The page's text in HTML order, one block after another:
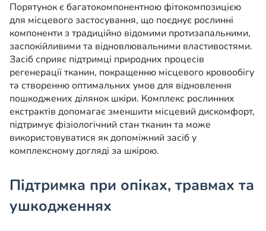
Порятунок є багатокомпонентною фітокомпозицією
для місцевого застосування, що поєднує рослинні
компоненти з традиційно відомими протизапальними,
заспокійливими та відновлювальними властивостями.
Засіб сприяє підтримці природних процесів
регенерації тканин, покращенню місцевого кровообігу
та створенню оптимальних умов для відновлення
пошкоджених ділянок шкіри. Комплекс рослинних
екстрактів допомагає зменшити місцевий дискомфорт,
підтримує фізіологічний стан тканин та може
використовуватися як допоміжний засіб у
комплексному догляді за шкірою.
Підтримка при опіках, травмах та
ушкодженнях